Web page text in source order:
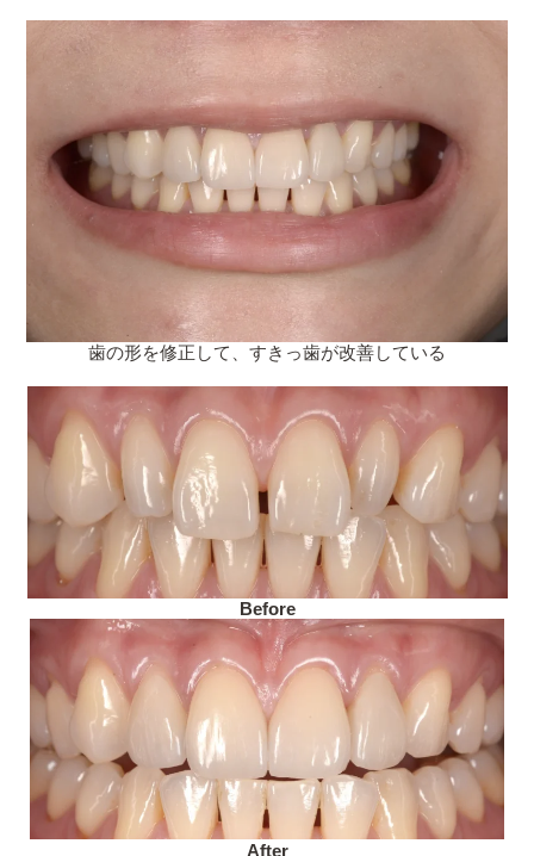
歯の形を修正して、すきっ歯が改善している
Before
After